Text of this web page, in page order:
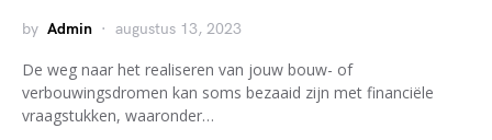
by Admin augustus 13, 2023
De weg naar het realiseren van jouw bouw- of
verbouwingsdromen kan soms bezaaid zijn met financiële
vraagstukken, waaronder…